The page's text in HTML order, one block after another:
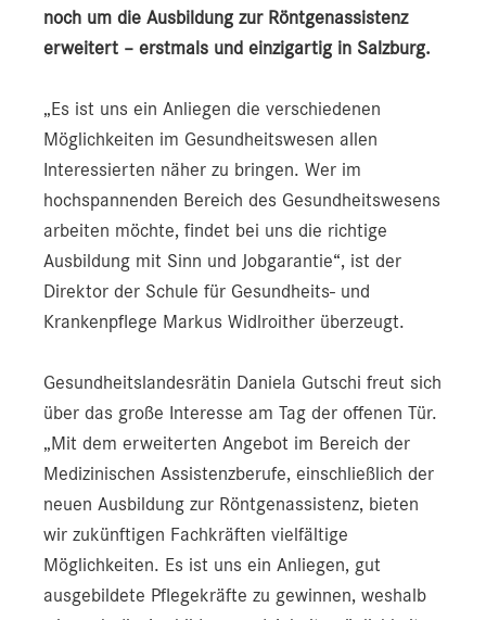
noch um die Ausbildung zur Röntgenassistenz
erweitert – erstmals und einzigartig in Salzburg.
„Es ist uns ein Anliegen die verschiedenen
Möglichkeiten im Gesundheitswesen allen
Interessierten näher zu bringen. Wer im
hochspannenden Bereich des Gesundheitswesens
arbeiten möchte, findet bei uns die richtige
Ausbildung mit Sinn und Jobgarantie“, ist der
Direktor der Schule für Gesundheits- und
Krankenpflege Markus Widlroither überzeugt.
Gesundheitslandesrätin Daniela Gutschi freut sich
über das große Interesse am Tag der offenen Tür.
„Mit dem erweiterten Angebot im Bereich der
Medizinischen Assistenzberufe, einschließlich der
neuen Ausbildung zur Röntgenassistenz, bieten
wir zukünftigen Fachkräften vielfältige
Möglichkeiten. Es ist uns ein Anliegen, gut
ausgebildete Pflegekräfte zu gewinnen, weshalb